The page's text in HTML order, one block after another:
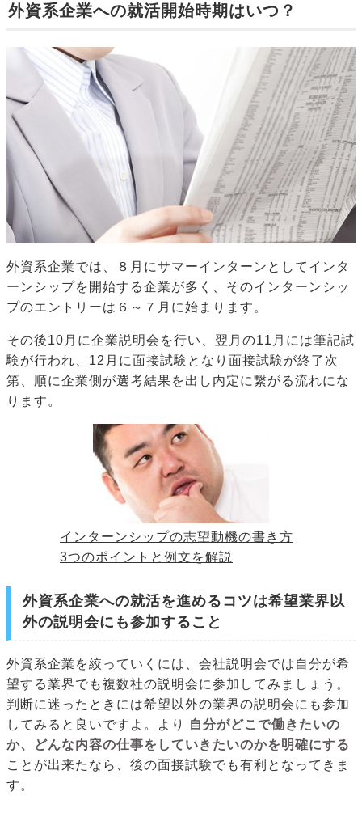
外資系企業への就活開始時期はいつ？
外資系企業では、８月にサマーインターンとしてインタ
ーンシップを開始する企業が多く、そのインターンシッ
プのエントリーは６～７月に始まります。
その後10月に企業説明会を行い、翌月の11月には筆記試
験が行われ、12月に面接試験となり面接試験が終了次
第、順に企業側が選考結果を出し内定に繋がる流れにな
ります。
インターンシップの志望動機の書き方
3つのポイントと例文を解説
外資系企業への就活を進めるコツは希望業界以
外の説明会にも参加すること
外資系企業を絞っていくには、会社説明会では自分が希
望する業界でも複数社の説明会に参加してみましょう。
判断に迷ったときには希望以外の業界の説明会にも参加
してみると良いですよ。より
自分がどこで働きたいの
か、どんな内容の仕事をしていきたいのかを明確にする
ことが出来たなら、後の面接試験でも有利となってきま
す。